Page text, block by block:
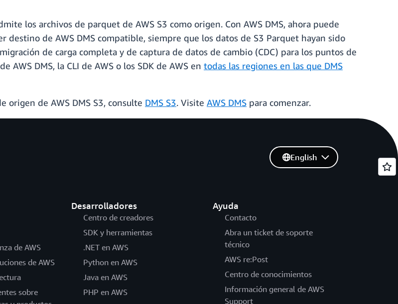
los archivos de parquet de AWS S3 como origen. Con AWS DMS, ahora puede
de AWS DMS compatible, siempre que los datos de S3 Parquet hayan sido
de carga completa y de captura de datos de cambio (CDC) para los puntos de
DMS, la CLI de AWS o los SDK de AWS en todas las regiones en las que DMS
de AWS DMS S3, consulte DMS S3. Visite AWS DMS para comenzar.
de AWS
de AWS
sobre
Desarrolladores
Centro de creadores
SDK y herramientas
.NET en AWS
Python en AWS
Java en AWS
PHP en AWS
Ayuda
Contacto
Abra un ticket de soporte
técnico
AWS re:Post
Centro de conocimientos
Información general de AWS
Support
English